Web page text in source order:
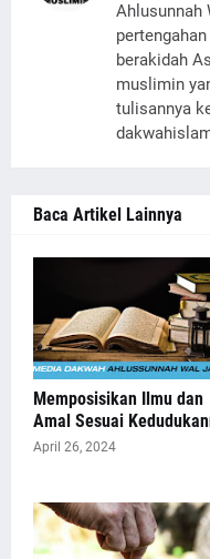
Ahlusunnah
berakidah
muslimin
tulisannya
Baca Artikel Lainnya
Memposisikan Ilmu dan
Amal Sesuai
April 26, 2024